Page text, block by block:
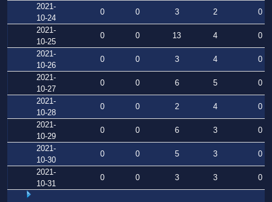
2021-
10-24
0 0 3 2
0
2021-
10-25
0 0 13 4
0
2021-
10-26
0 0 3 4
0
2021-
10-27
0 0 6 5
0
2021-
10-28
0 0 2 4
0
2021-
10-29
0 0 6 3
0
2021-
10-30
0 0 5 3
0
2021-
10-31
0 0 3 3 0